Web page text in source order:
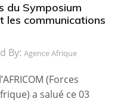
du Symposium
les communications
By: Agence Afrique
(Forces
a salué ce 03